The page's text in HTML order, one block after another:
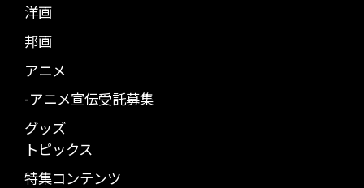
洋画
邦画
アニメ
-アニメ宣伝受託募集
グッズ
トピックス
特集コンテンツ